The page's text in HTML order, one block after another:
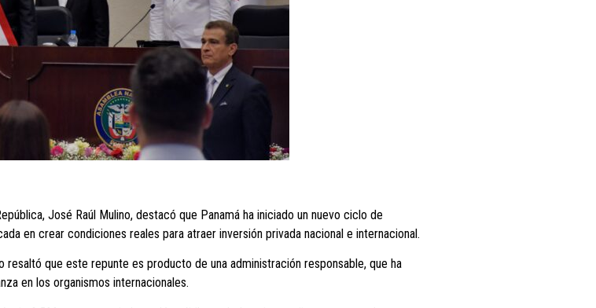
José Raúl Mulino, destacó que Panamá ha iniciado un nuevo ciclo de
en crear condiciones reales para atraer inversión privada nacional e internacional.
que este repunte es producto de una administración responsable, que ha
en los organismos internacionales.